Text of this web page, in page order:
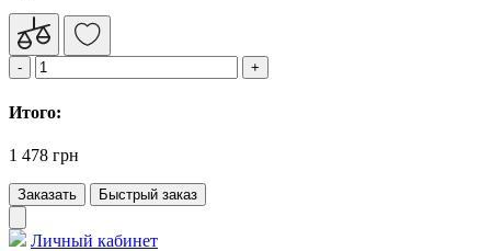
Итого:
1 478 грн
Заказать Быстрый заказ
Личный кабинет